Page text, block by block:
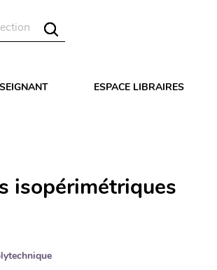
ESPACE LIBRAIRES
isopérimétriques